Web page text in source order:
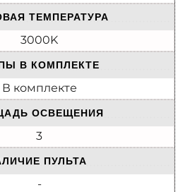
ТЕМПЕРАТУРА
3000K
В КОМПЛЕКТЕ
В комплекте
ОСВЕЩЕНИЯ
3
ПУЛЬТА
-